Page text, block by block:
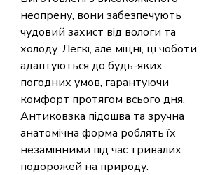
неопрену, вони забезпечують
чудовий захист від вологи та
холоду. Легкі, але міцні, ці чоботи
адаптуються до будь-яких
погодних умов, гарантуючи
комфорт протягом всього дня.
Антиковзка підошва та зручна
анатомічна форма роблять їх
незамінними під час тривалих
подорожей на природу.